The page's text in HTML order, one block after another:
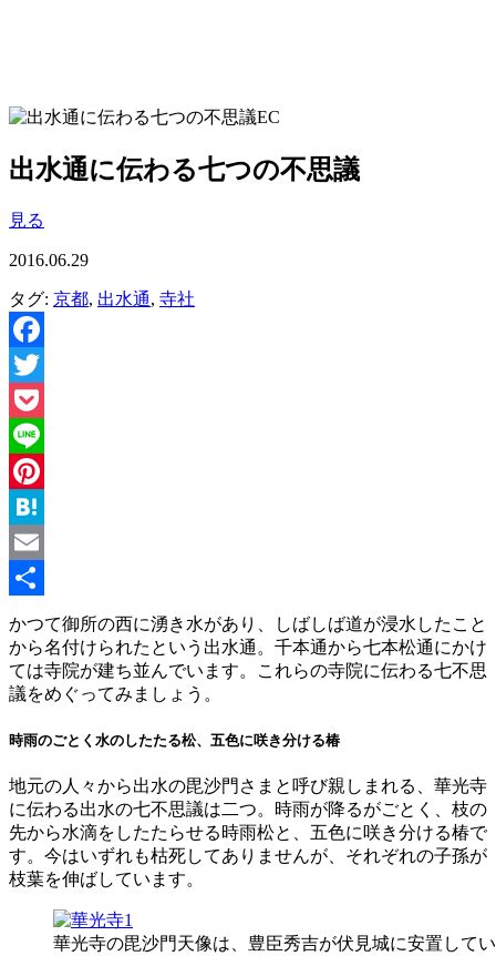
出水通に伝わる七つの不思議
見る
2016.06.29
タグ: 京都, 出水通, 寺社
Facebook
Twitter
Pocket
Line
Pinterest
Hatena
Email
有
かつて御所の西に湧き水があり、しばしば道が浸水したこと
から名付けられたという出水通。千本通から七本松通にかけ
ては寺院が建ち並んでいます。これらの寺院に伝わる七不思
議をめぐってみましょう。
時雨のごとく水のしたたる松、五色に咲き分ける椿
地元の人々から出水の毘沙門さまと呼び親しまれる、華光寺
に伝わる出水の七不思議は二つ。時雨が降るがごとく、枝の
先から水滴をしたたらせる時雨松と、五色に咲き分ける椿で
す。今はいずれも枯死してありませんが、それぞれの子孫が
枝葉を伸ばしています。
華光寺の毘沙門天像は、豊臣秀吉が伏見城に安置して